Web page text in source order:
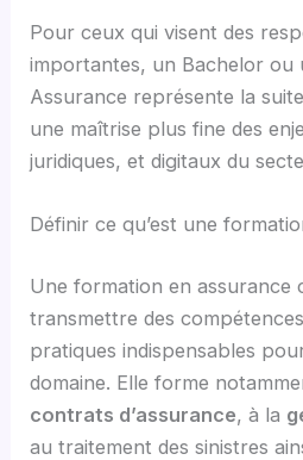
Pour ceux qui visent des
importantes, un Bachelor ou
Assurance représente la
une maîtrise plus fine des
juridiques, et digitaux du
Définir ce qu’est une
Une formation en assurance
transmettre des
pratiques indispensables
domaine. Elle forme
contrats d’assurance, à la
au traitement des sinistres